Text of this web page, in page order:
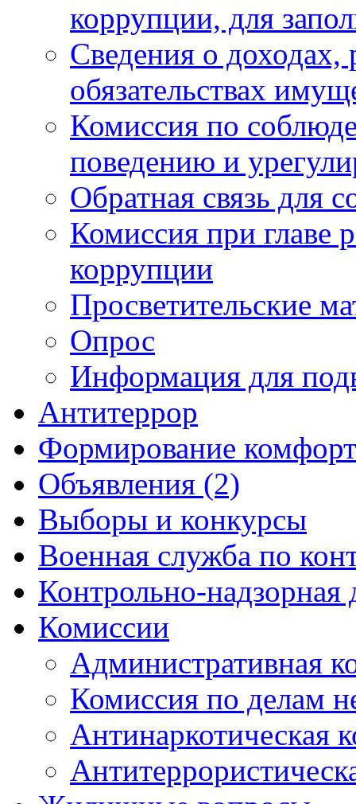
коррупции, для
Сведения о доходах,
обязательствах
Комиссия по
поведению и
Обратная связь для
Комиссия при главе
коррупции
Просветительские
Опрос
Информация для
Антитеррор
Формирование
Объявления (2)
Выборы и конкурсы
Военная служба по
Контрольно-надзорная
Комиссии
Административная
Комиссия по делам
Антинаркотическая